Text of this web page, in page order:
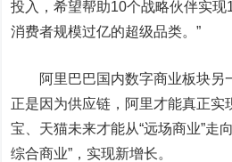
投入，希望帮助10个战略伙伴实
消费者规模过亿的超级品类。”
阿里巴巴国内数字商业板块另
正是因为供应链，阿里才能真正实
宝、天猫未来才能从“远场商业”走
综合商业”，实现新增长。